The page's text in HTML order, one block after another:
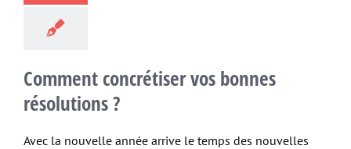
Comment concrétiser vos bonnes
résolutions ?
Avec la nouvelle année arrive le temps des nouvelles